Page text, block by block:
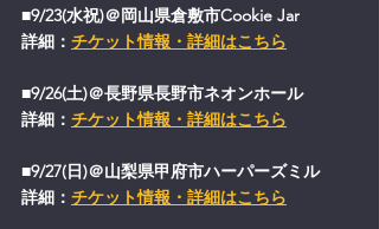
■9/23(水祝)＠岡山県倉敷市Cookie Jar
詳細： チケット情報・詳細はこちら
■9/26(土)＠長野県長野市ネオンホール
詳細： チケット情報・詳細はこちら
■9/27(日)＠山梨県甲府市ハーパーズミル
詳細： チケット情報・詳細はこちら